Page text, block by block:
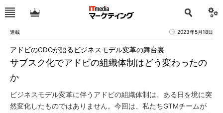
連載 2023年5月18日
サブスク化でアドビの組織体制はどう変わったの
か
アドビのCDOが語るビジネスモデル変革の舞台裏
ビジネスモデル変革に伴うアドビの組織体制は、ある日を境に突
然変化したものではありません。今回は、私たちGTMチームが